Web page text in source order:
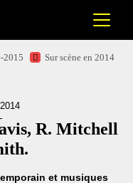
2015 Sur scène en 2014
R. Mitchell
et musiques